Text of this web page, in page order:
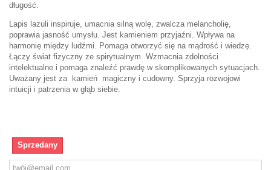
długość.
Lapis lazuli inspiruje, umacnia silną wolę, zwalcza melancholię,
poprawia jasność umysłu. Jest kamieniem przyjaźni. Wpływa na
harmonię między ludźmi. Pomaga otworzyć się na mądrość i wiedzę.
Łączy świat fizyczny ze spirytualnym. Wzmacnia zdolności
intelektualne i pomaga znaleźć prawdę w skomplikowanych sytuacjach.
Uważany jest za kamień magiczny i cudowny. Sprzyja rozwojowi
intuicji i patrzenia w głąb siebie.
Sprzedany